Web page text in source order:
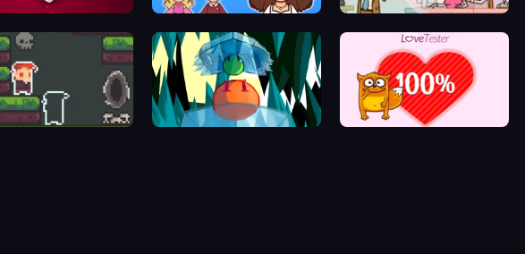
Calculator HypeMaster Office Kissing (Japanese)
Love Tale Emerald and Amber Love Tester